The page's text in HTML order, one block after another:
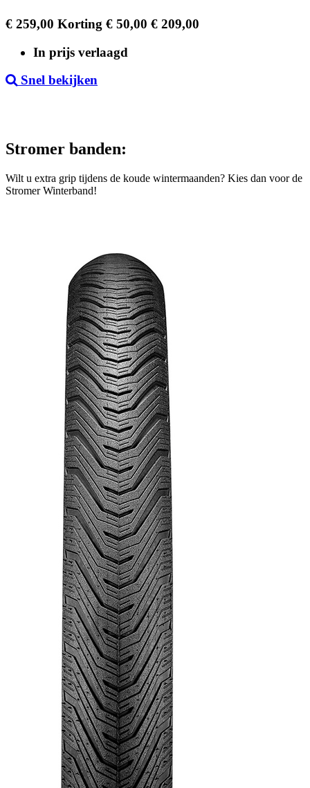
Regular
€ 259,00 Korting € 50,00 Prijs
€ 209,00
In prijs verlaagd
Snel bekijken
Stromer banden:
Wilt u extra grip tijdens de koude wintermaanden? Kies dan voor de
Stromer Winterband!